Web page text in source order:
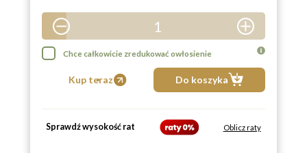
1
2
3
4
6
Chce całkowicie zredukować owłosienie
Kup teraz Do koszyka
Sprawdź wysokość rat Oblicz raty